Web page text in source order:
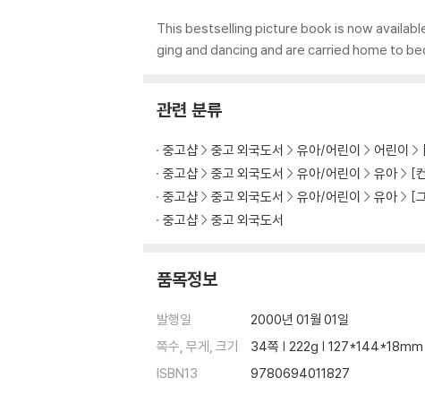
This bestselling picture book is now
ging and dancing and are carried home to
관련 분류
중고샵 중고 외국도서 유아/어린이 어린이
중고샵
중고 외국도서 유아/어린이 유아
[
중고샵
중고 외국도서 유아/어린이 유아
[
중고샵
중고 외국도서
품목정보
발행일
2000년 01월 01일
쪽수, 무게, 크기
34쪽 | 222g | 127*144*18mm
ISBN13
9780694011827